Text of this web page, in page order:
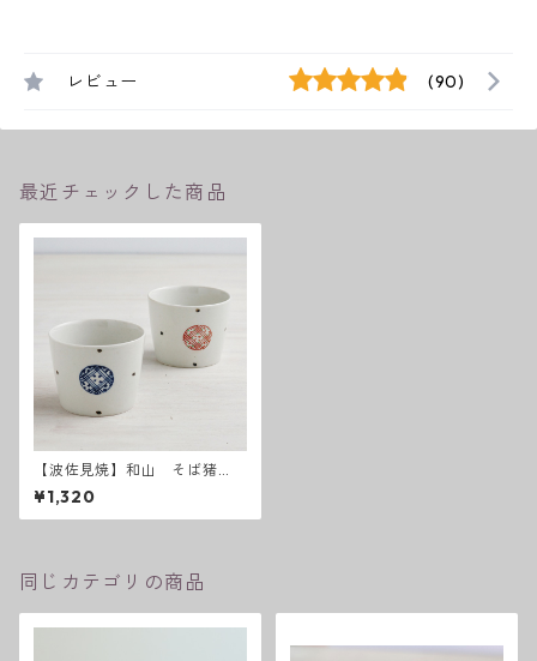
レビュー (90)
最近チェックした商品
【波佐見焼】和山 そば猪
口 丸地紋 - 全２色 -
¥1,320
同じカテゴリの商品